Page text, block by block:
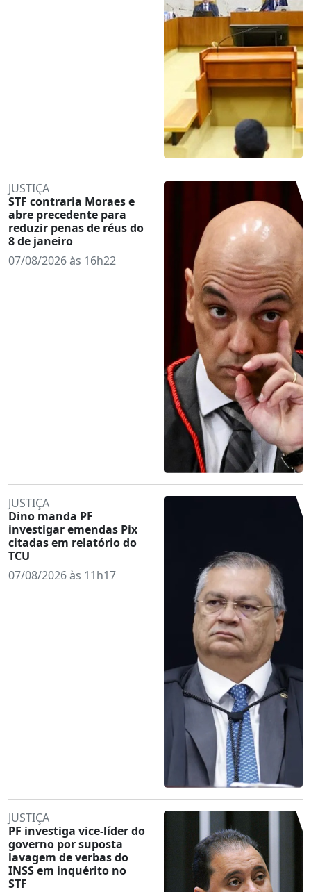
JUSTIÇA
STF contraria Moraes e
abre precedente para
reduzir penas de réus do
8 de janeiro
07/08/2026 às 16h22
JUSTIÇA
Dino manda PF
investigar emendas Pix
citadas em relatório do
TCU
07/08/2026 às 11h17
JUSTIÇA
PF investiga vice-líder do
governo por suposta
lavagem de verbas do
INSS em inquérito no
STF